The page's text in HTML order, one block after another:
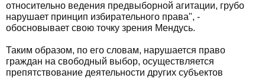
относительно ведения предвыборной агитации, грубо
нарушает принцип избирательного права", -
обосновывает свою точку зрения Мендусь.
Таким образом, по его словам, нарушается право
граждан на свободный выбор, осуществляется
препятствование деятельности других субъектов